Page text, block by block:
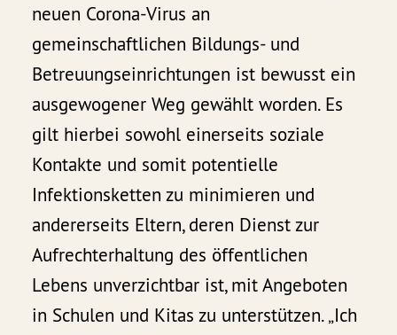
neuen Corona-Virus an
gemeinschaftlichen Bildungs- und
Betreuungseinrichtungen ist bewusst ein
ausgewogener Weg gewählt worden. Es
gilt hierbei sowohl einerseits soziale
Kontakte und somit potentielle
Infektionsketten zu minimieren und
andererseits Eltern, deren Dienst zur
Aufrechterhaltung des öffentlichen
Lebens unverzichtbar ist, mit Angeboten
in Schulen und Kitas zu unterstützen. „Ich